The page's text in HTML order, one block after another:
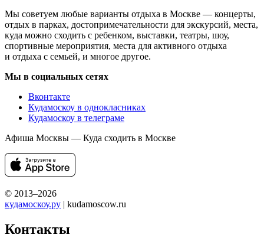
Мы советуем любые варианты отдыха в Москве — концерты,
отдых в парках, достопримечательности для экскурсий, места,
куда можно сходить с ребенком, выставки, театры, шоу,
спортивные мероприятия, места для активного отдыха
и отдыха с семьей, и многое другое.
Мы в социальных сетях
Вконтакте
Кудамоскоу в однокласниках
Кудамоскоу в телеграме
Афиша Москвы — Куда сходить в Москве
© 2013–2026
кудамоскоу.ру | kudamoscow.ru
Контакты